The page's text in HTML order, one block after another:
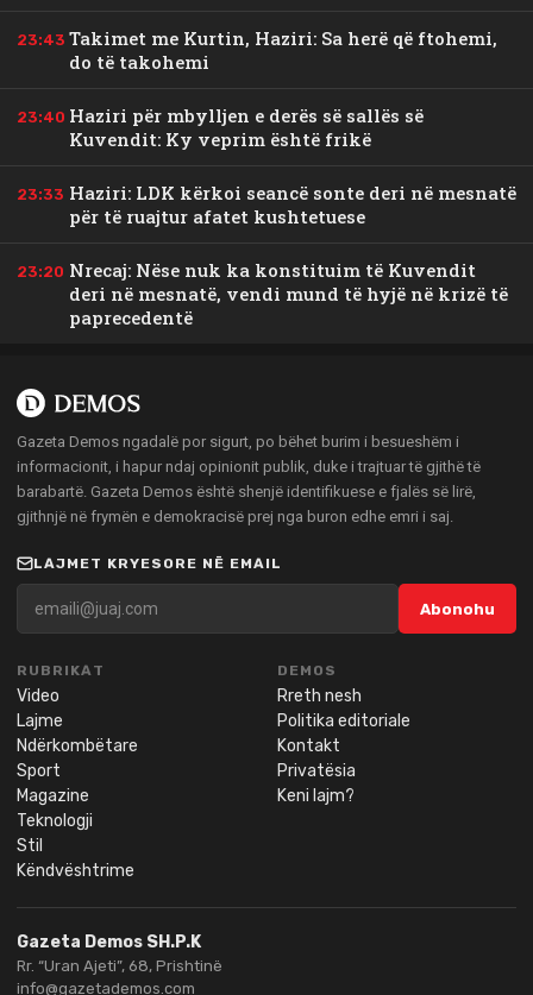
23:43 Takimet me Kurtin, Haziri: Sa herë që ftohemi,
do të takohemi
23:40 Haziri për mbylljen e derës së sallës së
Kuvendit: Ky veprim është frikë
23:33 Haziri: LDK kërkoi seancë sonte deri në mesnatë
për të ruajtur afatet kushtetuese
23:20 Nrecaj: Nëse nuk ka konstituim të Kuvendit
deri në mesnatë, vendi mund të hyjë në krizë të
paprecedentë
Gazeta Demos ngadalë por sigurt, po bëhet burim i besueshëm i
informacionit, i hapur ndaj opinionit publik, duke i trajtuar të gjithë të
barabartë. Gazeta Demos është shenjë identifikuese e fjalës së lirë,
gjithnjë në frymën e demokracisë prej nga buron edhe emri i saj.
LAJMET KRYESORE NË EMAIL
Abonohu
RUBRIKAT
Video
Lajme
Ndërkombëtare
Sport
Magazine
Teknologji
Stil
Këndvështrime
DEMOS
Rreth nesh
Politika editoriale
Kontakt
Privatësia
Keni lajm?
Gazeta Demos SH.P.K
Rr. “Uran Ajeti”, 68, Prishtinë
info@gazetademos.com